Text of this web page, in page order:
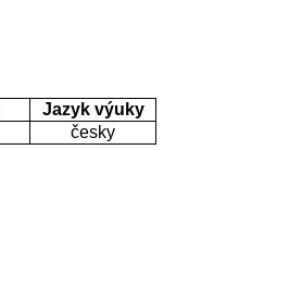
Jazyk výuky
česky